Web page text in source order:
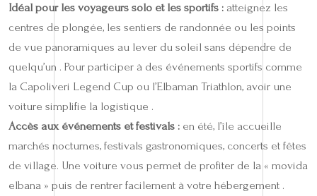
Idéal pour les voyageurs solo et les sportifs : atteignez les
centres de plongée, les sentiers de randonnée ou les points
de vue panoramiques au lever du soleil sans dépendre de
quelqu’un . Pour participer à des événements sportifs comme
la Capoliveri Legend Cup ou l’Elbaman Triathlon, avoir une
voiture simplifie la logistique .
Accès aux événements et festivals : en été, l’île accueille
marchés nocturnes, festivals gastronomiques, concerts et fêtes
de village. Une voiture vous permet de profiter de la « movida
elbana » puis de rentrer facilement à votre hébergement .